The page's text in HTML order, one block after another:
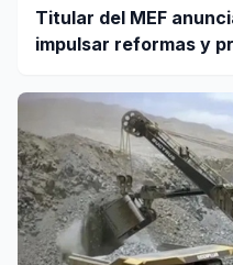
Titular del MEF
impulsar reformas y